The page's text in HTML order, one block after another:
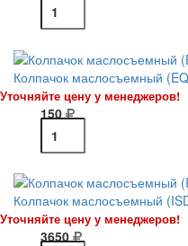
Колпачок маслосъемный
Уточняйте цену у менеджеров!
150
Колпачок маслосъемный
Уточняйте цену у менеджеров!
3650